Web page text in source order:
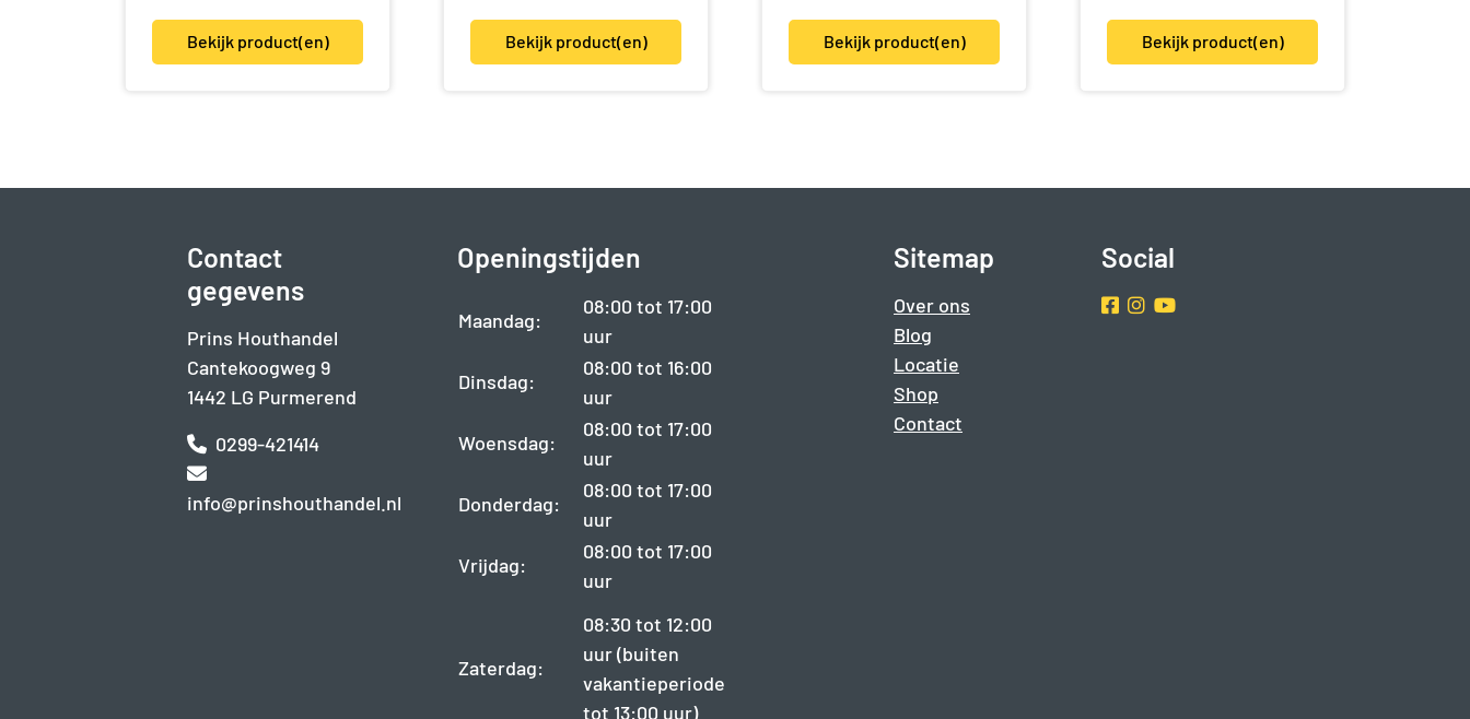
Bekijk product(en) Bekijk product(en) Bekijk product(en) Bekijk product(en)
Contact
gegevens
Prins Houthandel
Cantekoogweg 9
1442 LG Purmerend
0299-421414
info@prinshouthandel.nl
Openingstijden
Maandag:
08:00 tot 17:00
uur
Dinsdag:
08:00 tot 16:00
uur
Woensdag:
08:00 tot 17:00
uur
Donderdag:
08:00 tot 17:00
uur
Vrijdag:
08:00 tot 17:00
uur
Zaterdag:
08:30 tot 12:00
uur (buiten
vakantieperiode
tot 13:00 uur)
Sitemap
Over ons
Blog
Locatie
Shop
Contact
Social
Facebook
Instragram
Youtube